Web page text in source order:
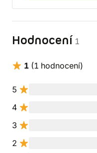
Hodnocení 1
1 (1 hodnocení)
5
4
3
2